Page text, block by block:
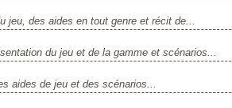
jeu, des aides en tout genre et récit de...
du jeu et de la gamme et scénarios...
aides de jeu et des scénarios...